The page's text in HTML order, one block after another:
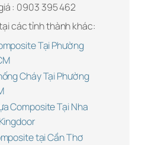
: 0903 395 462
các tỉnh thành khác:
Tại Phường
Cháy Tại Phường
Composite Tại Nha
tại Cần Thơ